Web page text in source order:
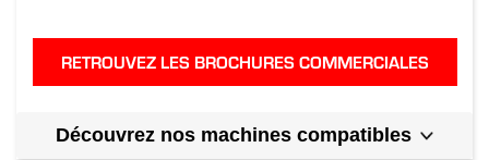
RETROUVEZ LES BROCHURES COMMERCIALES
Découvrez nos machines compatibles